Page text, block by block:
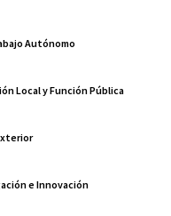
Autónomo
Local y Función Pública
e Innovación